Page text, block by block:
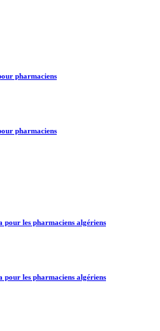
pharmaciens
pharmaciens
les pharmaciens algériens
les pharmaciens algériens